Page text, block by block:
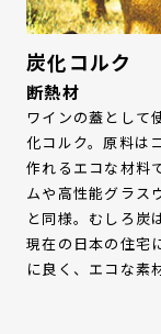
炭化コルク
断熱材
ワインの蓋として
化コルク。原料は
作れるエコな材料
ムや高性能グラス
と同様。むしろ炭
現在の日本の住宅
に良く、エコな素